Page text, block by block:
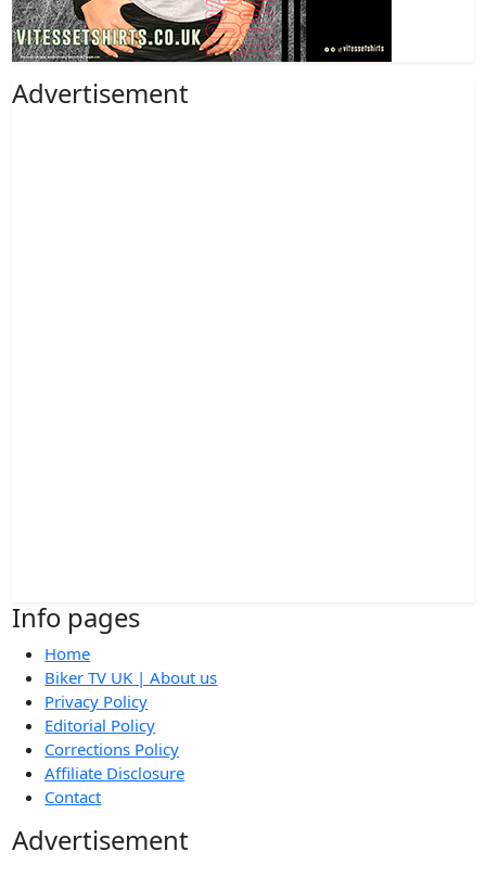
Advertisement
Info pages
Home
Biker TV UK | About us
Privacy Policy
Editorial Policy
Corrections Policy
Affiliate Disclosure
Contact
Advertisement